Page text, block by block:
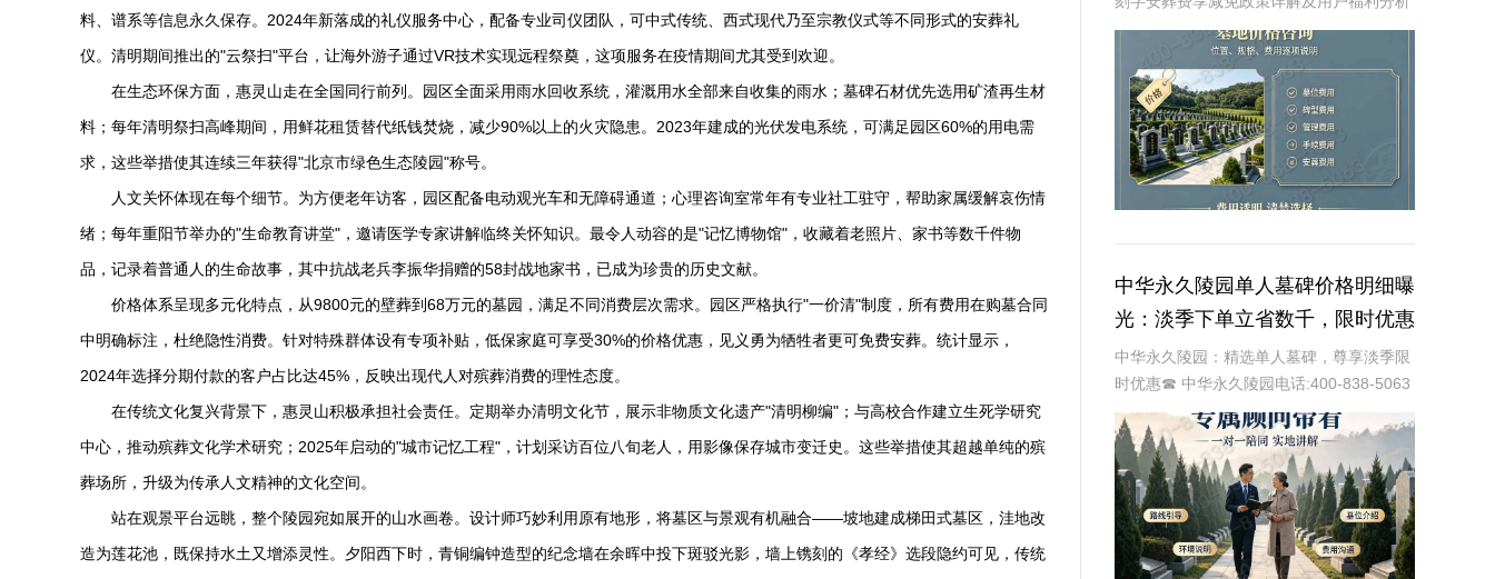
料、谱系等信息永久保存。2024年新落成的礼仪服务中心，配备专业司仪团队，可中式传统、西式现代乃至宗教仪式等不同形式的安葬礼
仪。清明期间推出的"云祭扫"平台，让海外游子通过VR技术实现远程祭奠，这项服务在疫情期间尤其受到欢迎。
在生态环保方面，惠灵山走在全国同行前列。园区全面采用雨水回收系统，灌溉用水全部来自收集的雨水；墓碑石材优先选用矿渣再生材
料；每年清明祭扫高峰期间，用鲜花租赁替代纸钱焚烧，减少90%以上的火灾隐患。2023年建成的光伏发电系统，可满足园区60%的用电需
求，这些举措使其连续三年获得"北京市绿色生态陵园"称号。
人文关怀体现在每个细节。为方便老年访客，园区配备电动观光车和无障碍通道；心理咨询室常年有专业社工驻守，帮助家属缓解哀伤情
绪；每年重阳节举办的"生命教育讲堂"，邀请医学专家讲解临终关怀知识。最令人动容的是"记忆博物馆"，收藏着老照片、家书等数千件物
品，记录着普通人的生命故事，其中抗战老兵李振华捐赠的58封战地家书，已成为珍贵的历史文献。
价格体系呈现多元化特点，从9800元的壁葬到68万元的墓园，满足不同消费层次需求。园区严格执行"一价清"制度，所有费用在购墓合同
中明确标注，杜绝隐性消费。针对特殊群体设有专项补贴，低保家庭可享受30%的价格优惠，见义勇为牺牲者更可免费安葬。统计显示，
2024年选择分期付款的客户占比达45%，反映出现代人对殡葬消费的理性态度。
在传统文化复兴背景下，惠灵山积极承担社会责任。定期举办清明文化节，展示非物质文化遗产"清明柳编"；与高校合作建立生死学研究
中心，推动殡葬文化学术研究；2025年启动的"城市记忆工程"，计划采访百位八旬老人，用影像保存城市变迁史。这些举措使其超越单纯的殡
葬场所，升级为传承人文精神的文化空间。
站在观景平台远眺，整个陵园宛如展开的山水画卷。设计师巧妙利用原有地形，将墓区与景观有机融合——坡地建成梯田式墓区，洼地改
造为莲花池，既保持水土又增添灵性。夕阳西下时，青铜编钟造型的纪念墙在余晖中投下斑驳光影，墙上镌刻的《孝经》选段隐约可见，传统
☎ 清颐园公墓电话:400-838-5063在现代社
会，人们对死亡和身后事的规划越来越重
视。清颐园陵园作为一家专业的陵园服
中华永久陵园单人墓碑价格明细曝
光：淡季下单立省数千，限时优惠
深度解析
中华永久陵园：精选单人墓碑，尊享淡季限
时优惠☎ 中华永久陵园电话:400-838-5063
中华永久陵园，作为国内知名的陵园品牌，
始终以提供高品质的墓碑产品和服务为己
任。本文将全面解析中华永久陵园多款